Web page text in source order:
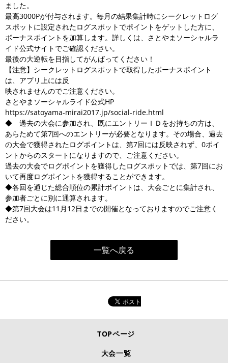
ました。
最高3000Pが付与されます。毎月の結果集計時にシークレットログ
スポットに設定されたログスポットでポイントをゲットした方に、
ボーナスポイントを加算します。詳しくは、さとやまソーシャルラ
イド公式サイトでご確認ください。
最後の大逆転を目指してがんばってください！
【注意】シークレットログスポットで取得したボーナスポイント
は、アプリ上には反
映されませんのでご注意ください。
さとやまソーシャルライド公式HP
https://satoyama-mirai2017.jp/social-ride.html
◆ 過去の大会に参加され、既にエントリーＩＤをお持ちの方は、
あらためて第7回へのエントリーが必要となります。その場合、過去
の大会で獲得されたログポイントは、第7回には反映されず、0ポイ
ントからのスタートになりますので、ご注意ください。
過去の大会でログポイントを獲得したログスポットでは、第7回にお
いて再度ログポイントを獲得することができます。
◆各回を通じた総合順位の累計ポイントは、大会ごとに集計され、
参加者ごとに別に通算されます。
◆第7回大会は11月12日までの開催となっておりますのでご注意く
ださい。
一覧へ戻る
TOPページ
大会一覧